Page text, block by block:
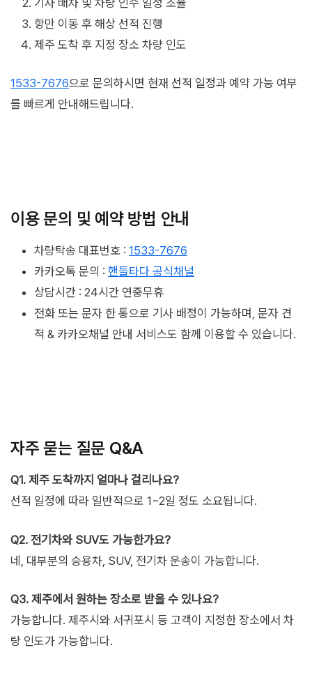
항만 이동 후 해상 선적 진행
제주 도착 후 지정 장소 차량 인도
1533-7676으로 문의하시면 현재 선적 일정과 예약 가능 여부
를 빠르게 안내해드립니다.
이용 문의 및 예약 방법 안내
차량탁송 대표번호 : 1533-7676
카카오톡 문의 : 핸들타다 공식채널
상담시간 : 24시간 연중무휴
전화 또는 문자 한 통으로 기사 배정이 가능하며, 문자 견
적 & 카카오채널 안내 서비스도 함께 이용할 수 있습니다.
자주 묻는 질문 Q&A
Q1. 제주 도착까지 얼마나 걸리나요?
선적 일정에 따라 일반적으로 1~2일 정도 소요됩니다.
Q2. 전기차와 SUV도 가능한가요?
네, 대부분의 승용차, SUV, 전기차 운송이 가능합니다.
Q3. 제주에서 원하는 장소로 받을 수 있나요?
가능합니다. 제주시와 서귀포시 등 고객이 지정한 장소에서 차
량 인도가 가능합니다.